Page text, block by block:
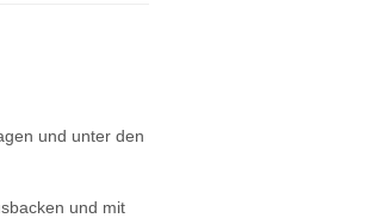
und unter den
und mit